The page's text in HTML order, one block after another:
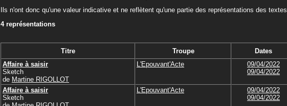
Ils n'ont donc qu'une valeur indicative et ne reflètent qu'une partie des représentations des textes.
4 représentations
Titre Troupe Dates
Affaire à saisir
Sketch
de Martine RIGOLLOT
L'Epouvant'Acte
09/04/2022
09/04/2022
Affaire à saisir
Sketch
L'Epouvant'Acte
09/04/2022
09/04/2022